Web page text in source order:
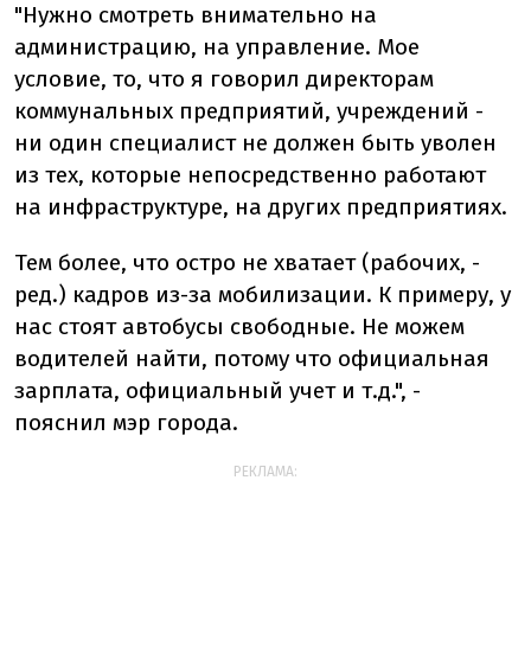
"Нужно смотреть внимательно на
администрацию, на управление. Мое
условие, то, что я говорил директорам
коммунальных предприятий, учреждений -
ни один специалист не должен быть уволен
из тех, которые непосредственно работают
на инфраструктуре, на других предприятиях.
Тем более, что остро не хватает (рабочих, -
ред.) кадров из-за мобилизации. К примеру, у
нас стоят автобусы свободные. Не можем
водителей найти, потому что официальная
зарплата, официальный учет и т.д.", -
пояснил мэр города.
РЕКЛАМА: